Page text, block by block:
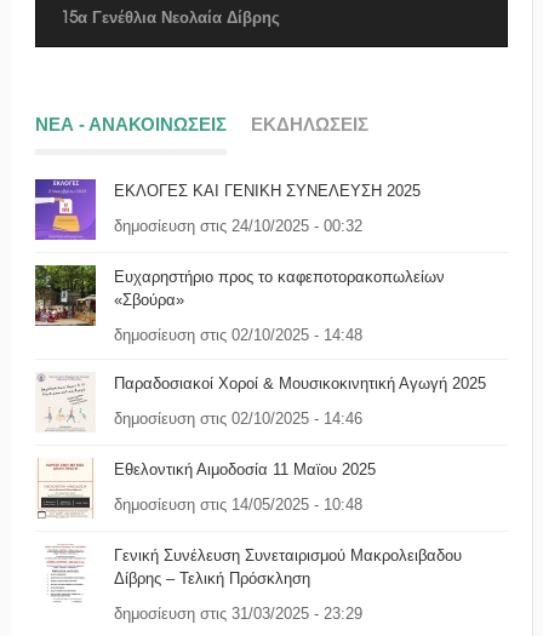
15α Γενέθλια Νεολαία Δίβρης
ΝΕΑ - ΑΝΑΚΟΙΝΩΣΕΙΣ ΕΚΔΗΛΩΣΕΙΣ
ΕΚΛΟΓΕΣ ΚΑΙ ΓΕΝΙΚΗ ΣΥΝΕΛΕΥΣΗ 2025
δημοσίευση στις 24/10/2025 - 00:32
Ευχαρηστήριο προς το καφεποτορακοπωλείων
«Σβούρα»
δημοσίευση στις 02/10/2025 - 14:48
Παραδοσιακοί Χοροί & Μουσικοκινητική Αγωγή 2025
δημοσίευση στις 02/10/2025 - 14:46
Εθελοντική Αιμοδοσία 11 Μαϊου 2025
δημοσίευση στις 14/05/2025 - 10:48
Γενική Συνέλευση Συνεταιρισμού Μακρολειβαδου
Δίβρης – Τελική Πρόσκληση
δημοσίευση στις 31/03/2025 - 23:29